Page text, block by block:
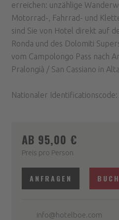
erreichen: unzählige
Motorrad-, Fahrrad- und
sind Sie von Hotel direkt auf
Ronda und des Dolomiti
vom Campolongo Pass nach
Pralongià / San Cassiano in
Nationaler
AB 95,00 €
Preis pro Person
ANFRAGEN
info@hotelboe.com